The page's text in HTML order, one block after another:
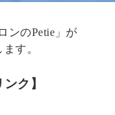
ンのPetie」が
す。
ク】